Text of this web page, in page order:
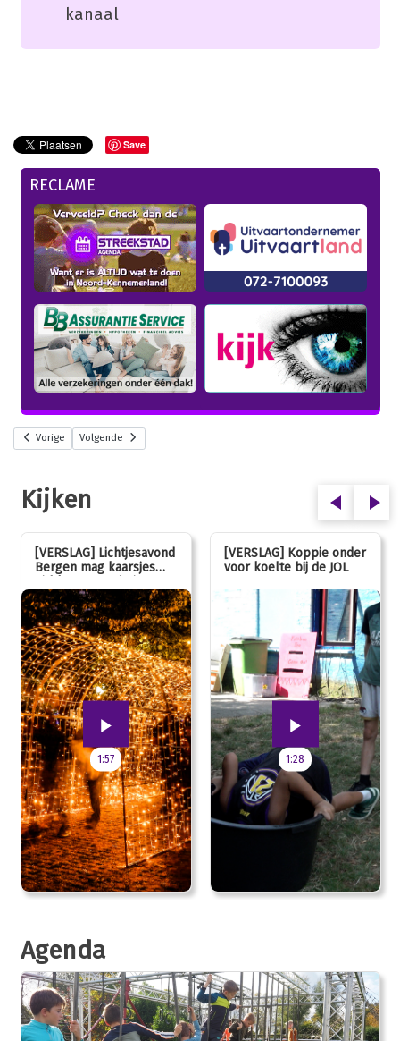
kanaal
Save
RECLAME
Vorige Volgende
Kijken
[VERSLAG] Lichtjesavond
Bergen mag kaarsjes
jubileum!
1:57
[VERSLAG] Koppie onder
voor koelte bij de JOL
1:28
Agenda